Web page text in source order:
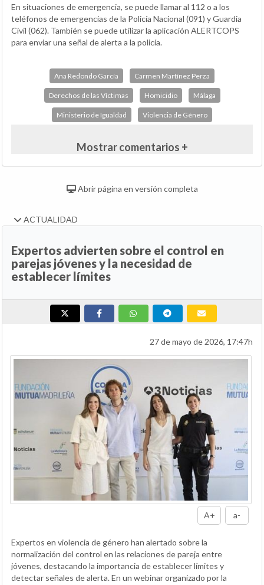
En situaciones de emergencia, se puede llamar al 112 o a los
teléfonos de emergencias de la Policía Nacional (091) y Guardia
Civil (062). También se puede utilizar la aplicación ALERTCOPS
para enviar una señal de alerta a la policía.
Ana Redondo García Carmen Martínez Perza
Derechos de las Víctimas Homicidio Málaga
Ministerio de Igualdad Violencia de Género
Mostrar comentarios +
Abrir página en versión completa
ACTUALIDAD
Expertos advierten sobre el control en
parejas jóvenes y la necesidad de
establecer límites
27 de mayo de 2026, 17:47h
A+ a-
Expertos en violencia de género han alertado sobre la
normalización del control en las relaciones de pareja entre
jóvenes, destacando la importancia de establecer límites y
detectar señales de alerta. En un webinar organizado por la